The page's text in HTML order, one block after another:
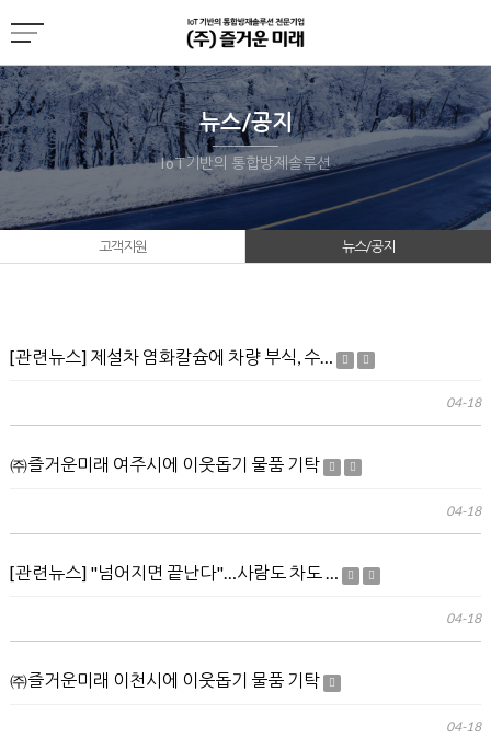
뉴스/공지
IoT기반의 통합방제솔루션
고객지원 뉴스/공지
[관련뉴스] 제설차 염화칼슘에 차량 부식, 수…
04-18
㈜즐거운미래 여주시에 이웃돕기 물품 기탁
04-18
[관련뉴스] "넘어지면 끝난다"…사람도 차도 …
04-18
㈜즐거운미래 이천시에 이웃돕기 물품 기탁
04-18